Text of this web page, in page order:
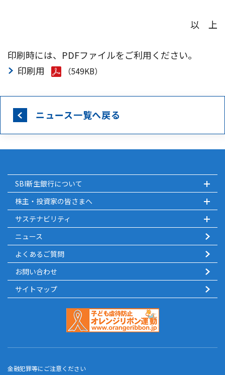
以 上
印刷時には、PDFファイルをご利用ください。
印刷用
（549KB）
ニュース一覧へ戻る
SBI新生銀行について
株主・投資家の皆さまへ
サステナビリティ
ニュース
よくあるご質問
お問い合わせ
サイトマップ
金融犯罪等にご注意ください